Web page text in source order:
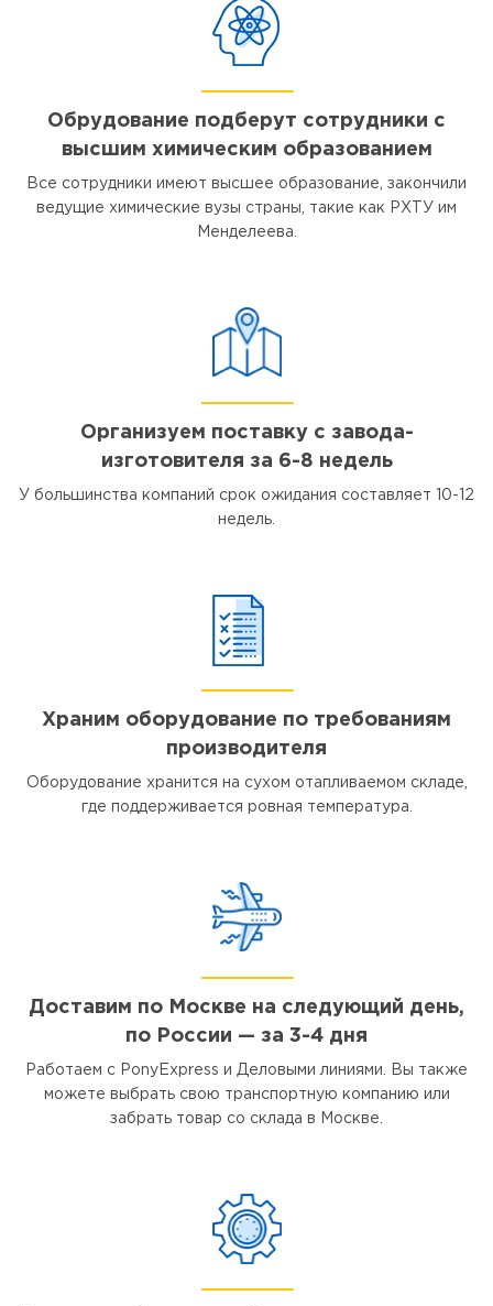
Обрудование подберут сотрудники с
высшим химическим образованием
Все сотрудники имеют высшее образование, закончили
ведущие химические вузы страны, такие как РХТУ им
Менделеева.
Организуем поставку с завода-
изготовителя за 6-8 недель
У большинства компаний срок ожидания составляет 10-12
недель.
Храним оборудование по требованиям
производителя
Оборудование хранится на сухом отапливаемом складе,
где поддерживается ровная температура.
Доставим по Москве на следующий день,
по России — за 3-4 дня
Работаем с PonyExpress и Деловыми линиями. Вы также
можете выбрать свою транспортную компанию или
забрать товар со склада в Москве.